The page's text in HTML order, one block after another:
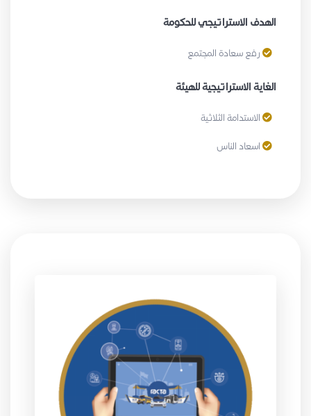
الهدف الاستراتيجي للحكومة
رفع سعادة المجتمع
الغاية الاستراتيجية للهيئة
الاستدامة الثلاثية
اسعاد الناس